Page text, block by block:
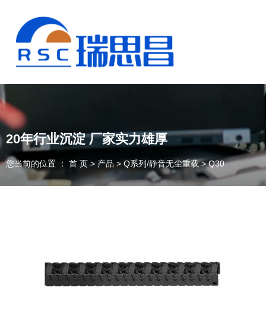
20年行业沉淀 厂家实力雄厚
您当前的位置 ： 首 页 > 产品 > Q系列/静音无尘重载 >Q30